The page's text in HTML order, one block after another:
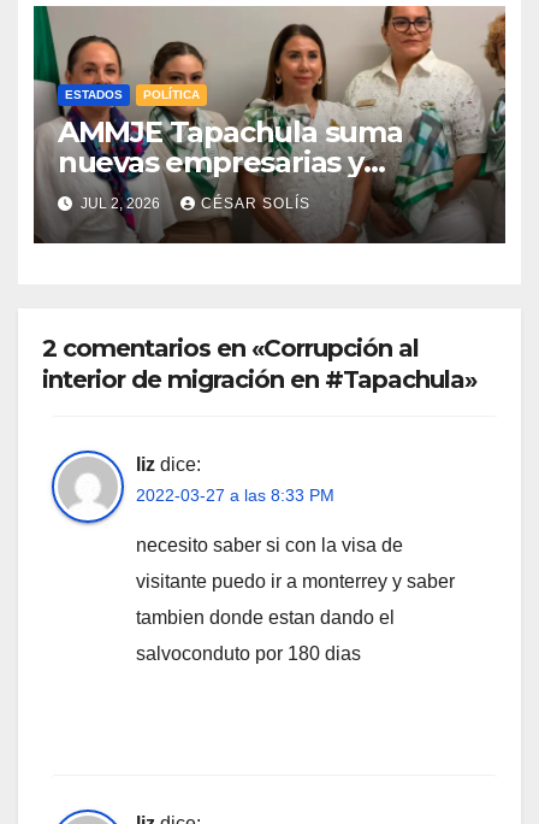
ESTADOS POLÍTICA
AMMJE Tapachula suma
nuevas empresarias y
fortalece su presencia en la
región
JUL 2, 2026 CÉSAR SOLÍS
2 comentarios en «Corrupción al
interior de migración en #Tapachula»
liz dice:
2022-03-27 a las 8:33 PM
necesito saber si con la visa de
visitante puedo ir a monterrey y saber
tambien donde estan dando el
salvoconduto por 180 dias